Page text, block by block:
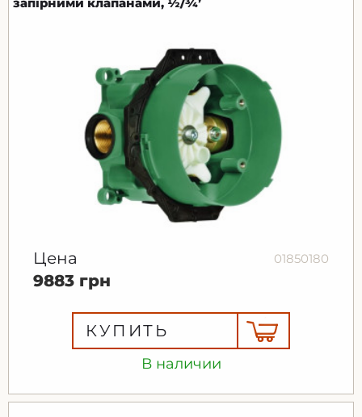
В наличии
Цена 01850180
9883 грн
КУПИТЬ